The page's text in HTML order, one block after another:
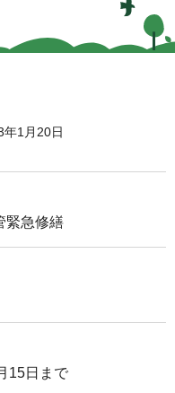
1月20日
緊急修繕
15日まで